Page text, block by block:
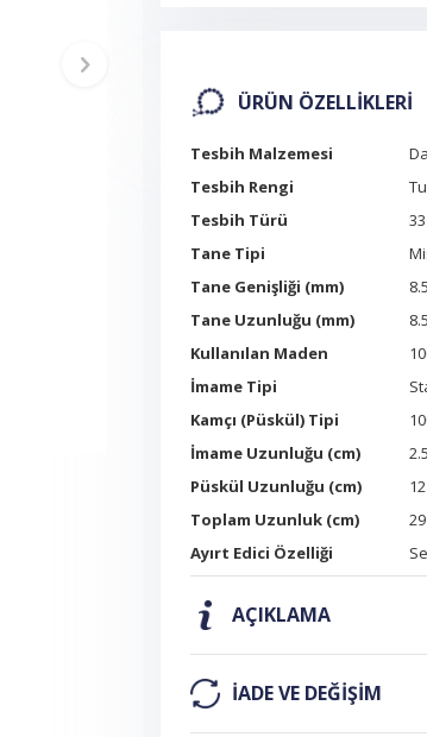
ÜRÜN ÖZELLIKLERI
Tesbih Malzemesi
Tesbih Rengi
Tesbih Türü
Tane Tipi
Tane Genişliği (mm)
8.5
Tane Uzunluğu (mm)
8.5
Kullanılan Maden
İmame Tipi
Kamçı (Püskül) Tipi
İmame Uzunluğu (cm)
2.5
Püskül Uzunluğu (cm)
12
Toplam Uzunluk (cm)
29
Ayırt Edici Özelliği
AÇIKLAMA
IADE VE DEĞIŞIM